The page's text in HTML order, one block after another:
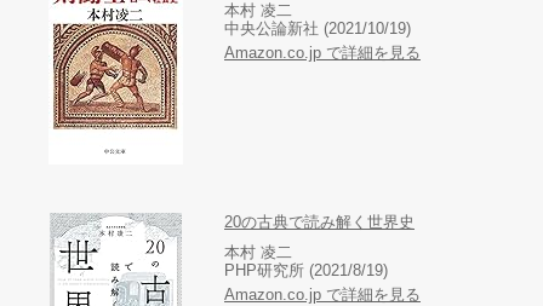
本村 凌二
中央公論新社 (2021/10/19)
Amazon.co.jp で詳細を見る
20の古典で読み解く世界史
本村 凌二
PHP研究所 (2021/8/19)
Amazon.co.jp で詳細を見る